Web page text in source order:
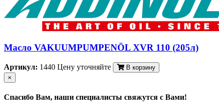
Масло VAKUUMPUMPENÖL XVR 110 (205л)
Артикул: 1440 Цену уточняйте
В корзину
×
Спасибо Вам, наши специалисты свяжутся с Вами!